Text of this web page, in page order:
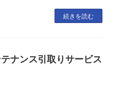
続きを読む
ナンス引取りサービス